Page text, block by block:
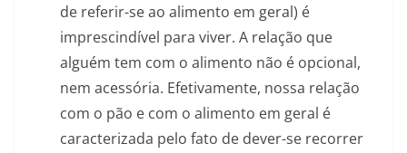
de referir-se ao alimento em geral) é
imprescindível para viver. A relação que
alguém tem com o alimento não é opcional,
nem acessória. Efetivamente, nossa relação
com o pão e com o alimento em geral é
caracterizada pelo fato de dever-se recorrer